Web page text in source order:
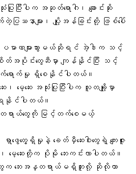
ပြုပြီးပါက အဆုတ်ရောဂါ၊ ချောင်းဆိုး
ဿနာများ၊ ပျို့အန်ခြင်းတို့ ဖြစ်ပေါ်
တဲ့ ပမာဏများသွားမယ်ဆိုရင် အဲ့ဒါက သင့်
တ်အပိုင်းတွေဆီမှာ ကျန်နိုင်ပြီး သင့်
ရောက်မှု ရှိစေနိုင်ပါတယ်။
မေ့ဆေး အသုံးပြုပြီးပါက လူတချို့မှာ
ရနိုင်ပါတယ်။
န္တရာယ်တွေကို မြင့်တက်စေမယ့်
တွေ့ရှိမှုနဲ့ ခေတ်မှီဆေးဝါးတွေရဲ့ ကျေးဇူး
မေ့ဆေးတို့က ပိုမို ဘေးကင်းလာပါတယ်။
ေက ဘေးအန္တရာယ်မရှိဘူးလို့ ဆိုလိုတာ